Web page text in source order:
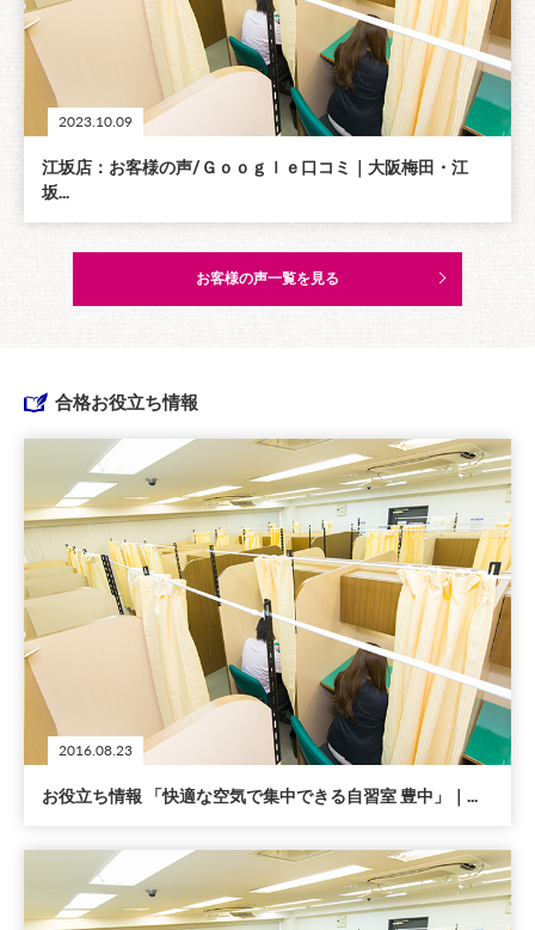
2023.10.09
江坂店：お客様の声/Ｇｏｏｇｌｅ口コミ｜大阪梅田・江
坂...
お客様の声一覧を見る
合格お役立ち情報
2016.08.23
お役立ち情報 「快適な空気で集中できる自習室 豊中」｜...